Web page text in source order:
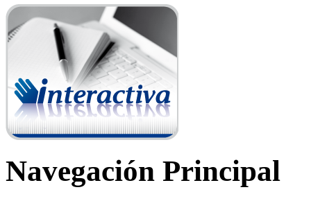
Navegación Principal